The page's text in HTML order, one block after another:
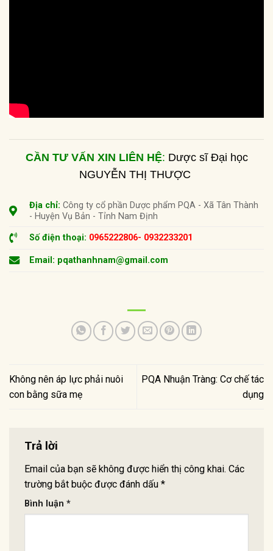
CẦN TƯ VẤN XIN LIÊN HỆ: Dược sĩ Đại học
NGUYỄN THỊ THƯỢC
Địa chỉ:Công ty cổ phần Dược phẩm PQA - Xã Tân Thành
- Huyện Vụ Bản - Tỉnh Nam Định
Số điện thoại: 0965222806- 0932233201
Email: pqathanhnam@gmail.com
Không nên áp lực phải nuôi
con bằng sữa mẹ
PQA Nhuận Tràng: Cơ chế tác
dụng
Trả lời
Email của bạn sẽ không được hiển thị công khai. Các
trường bắt buộc được đánh dấu *
Bình luận *